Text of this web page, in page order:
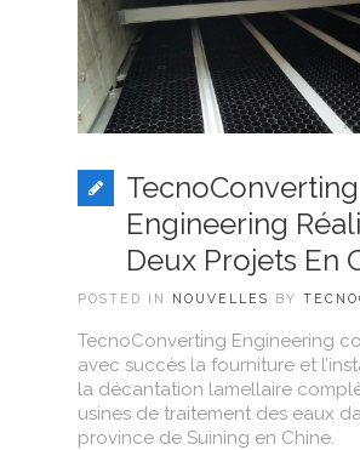
TecnoConverting
Engineering
Deux Projets En
POSTED IN NOUVELLES BY
TecnoConverting Engineering
avec succès la fourniture et
la décantation lamellaire
usines de traitement des eaux
province de Suining en Chine.